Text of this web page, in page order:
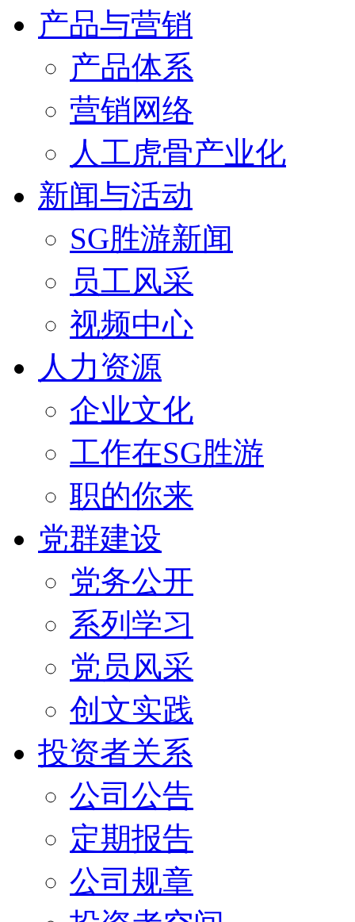
产品与营销
产品体系
营销网络
人工虎骨产业化
新闻与活动
SG胜游新闻
员工风采
视频中心
人力资源
企业文化
工作在SG胜游
职的你来
党群建设
党务公开
系列学习
党员风采
创文实践
投资者关系
公司公告
定期报告
公司规章